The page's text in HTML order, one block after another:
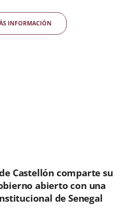
INFORMACIÓN
Castellón comparte su
abierto con una
de Senegal